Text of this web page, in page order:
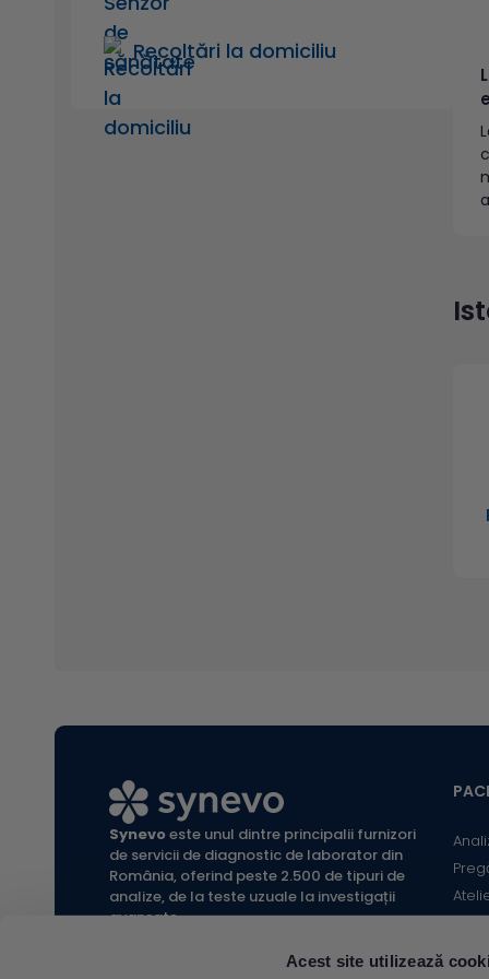
Acest site utilizează
Recoltări la domiciliu
Synevoeste unul dintre principalii furnizori
de servicii de diagnostic de laborator din
România, oferind peste 2.500 de tipuri de
analize, de la teste uzuale la investigații
avansate.
Locații